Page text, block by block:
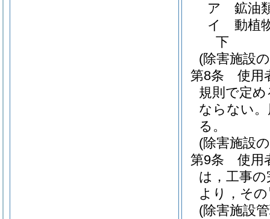
ア
鉱油
イ
動植
下
(除害施設
第8条
使用
規則で定
ならない。
る。
(除害施設
第9条
使用
は，工事
より，そ
(除害施設